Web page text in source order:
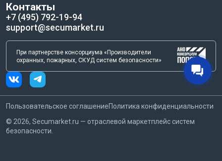
Контакты
+7 (495) 792-19-94
support@secumarket.ru
При партнерстве консорциума «Производители
охранных, пожарных, СКУД систем безопасности»
Пользовательское соглашениеПолитика конфиденциальности
© 2026, Secumarket.ru — отраслевой маркетплейс систем
безопасности.